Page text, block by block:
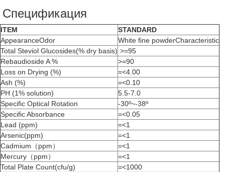
Спецификация
ITEM
STANDARD
AppearanceOdor
White fine powderCharacteristic
Total Steviol Glucosides(% dry basis) >=95
Rebaudioside A %
>=90
Loss on Drying (%)
=<4.00
Ash (%)
=<0.10
PH (1% solution)
5.5-7.0
Specific Optical Rotation
-30º~-38º
Specific Absorbance
=<0.05
Lead (ppm)
=<1
Arsenic(ppm)
=<1
Cadmium（ppm）
=<1
Mercury（ppm）
=<1
Total Plate Count(cfu/g)
=<1000